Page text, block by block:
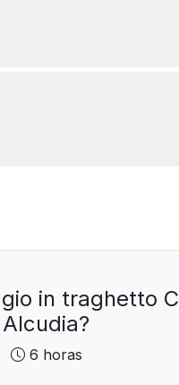
in traghetto
Alcudia?
6 horas